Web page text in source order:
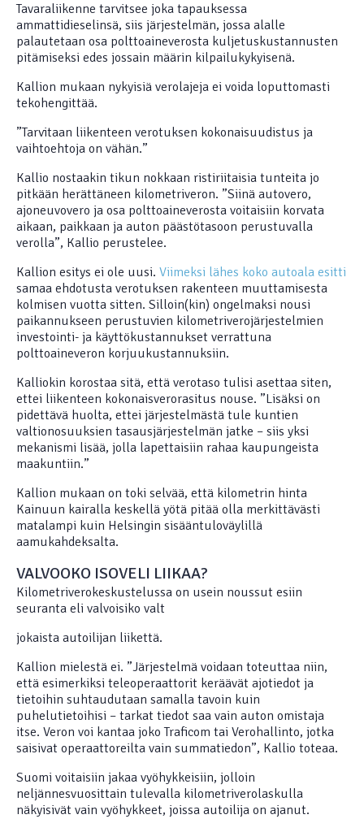
Tavaraliikenne tarvitsee joka tapauksessa
ammattidieselinsä, siis järjestelmän, jossa alalle
palautetaan osa polttoaineverosta kuljetuskustannusten
pitämiseksi edes jossain määrin kilpailukykyisenä.
Kallion mukaan nykyisiä verolajeja ei voida loputtomasti
tekohengittää.
”Tarvitaan liikenteen verotuksen kokonaisuudistus ja
vaihtoehtoja on vähän.”
Kallio nostaakin tikun nokkaan ristiriitaisia tunteita jo
pitkään herättäneen kilometriveron. ”Siinä autovero,
ajoneuvovero ja osa polttoaineverosta voitaisiin korvata
aikaan, paikkaan ja auton päästötasoon perustuvalla
verolla”, Kallio perustelee.
Kallion esitys ei ole uusi. Viimeksi lähes koko autoala esitti
samaa ehdotusta verotuksen rakenteen muuttamisesta
kolmisen vuotta sitten. Silloin(kin) ongelmaksi nousi
paikannukseen perustuvien kilometriverojärjestelmien
investointi- ja käyttökustannukset verrattuna
polttoaineveron korjuukustannuksiin.
Kalliokin korostaa sitä, että verotaso tulisi asettaa siten,
ettei liikenteen kokonaisverorasitus nouse. ”Lisäksi on
pidettävä huolta, ettei järjestelmästä tule kuntien
valtionosuuksien tasausjärjestelmän jatke – siis yksi
mekanismi lisää, jolla lapettaisiin rahaa kaupungeista
maakuntiin.”
Kallion mukaan on toki selvää, että kilometrin hinta
Kainuun kairalla keskellä yötä pitää olla merkittävästi
matalampi kuin Helsingin sisääntuloväylillä
aamukahdeksalta.
VALVOOKO ISOVELI LIIKAA?
Kilometriverokeskustelussa on usein noussut esiin
seuranta eli valvoisiko valt
jokaista autoilijan liikettä.
Kallion mielestä ei. ”Järjestelmä voidaan toteuttaa niin,
että esimerkiksi teleoperaattorit keräävät ajotiedot ja
tietoihin suhtaudutaan samalla tavoin kuin
puhelutietoihisi – tarkat tiedot saa vain auton omistaja
itse. Veron voi kantaa joko Traficom tai Verohallinto, jotka
saisivat operaattoreilta vain summatiedon”, Kallio toteaa.
Suomi voitaisiin jakaa vyöhykkeisiin, jolloin
neljännesvuosittain tulevalla kilometriverolaskulla
näkyisivät vain vyöhykkeet, joissa autoilija on ajanut.